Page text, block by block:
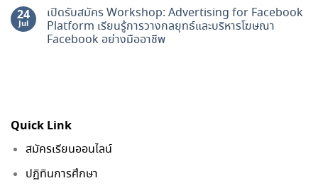
24
Jul
เปิดรับสมัคร Workshop: Advertising for Facebook
Platform เรียนรู้การวางกลยุทธ์และบริหารโฆษณา
Facebook อย่างมืออาชีพ
Quick Link
สมัครเรียนออนไลน์
ปฏิทินการศึกษา